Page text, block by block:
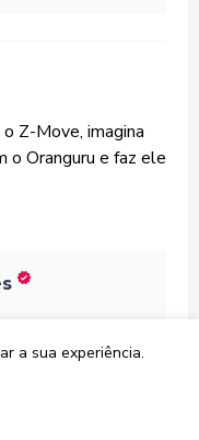
Z-Move, imagina
o Oranguru e faz ele
os Z-
Como eles
:/
a sua experiência.